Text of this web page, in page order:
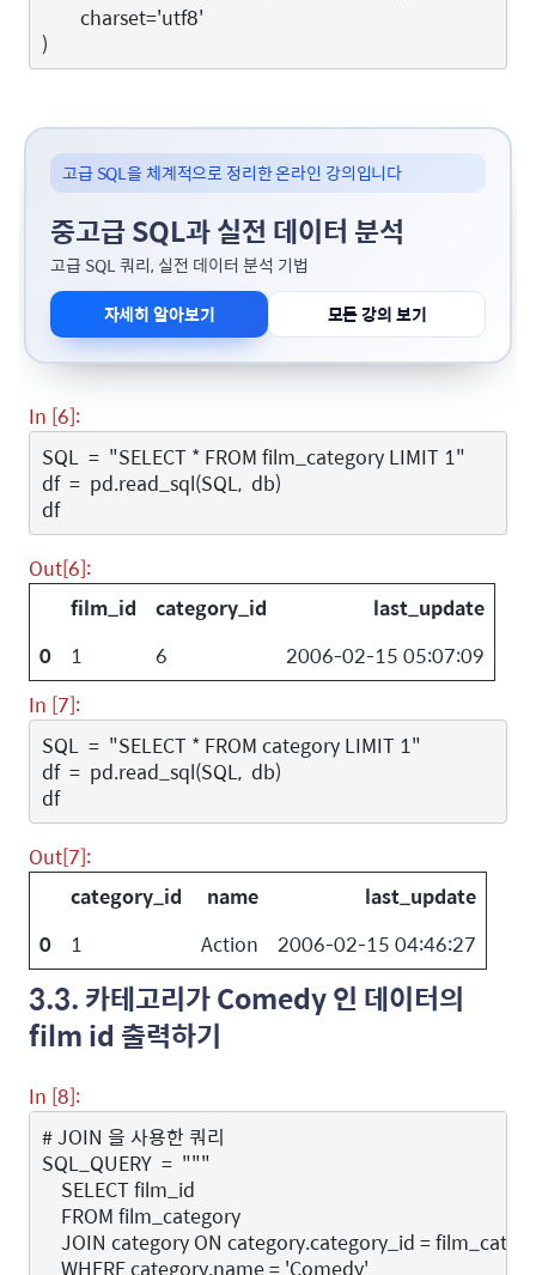
charset='utf8'
)
고급 SQL을 체계적으로 정리한 온라인 강의입니다
중고급 SQL과 실전 데이터 분석
고급 SQL 쿼리, 실전 데이터 분석 기법
자세히 알아보기
모든 강의 보기
In [6]:
SQL = "SELECT * FROM film_category LIMIT 1"
df = pd.read_sql(SQL, db)
df
Out[6]:
film_id
category_id
last_update
0
1 6
2006-02-15 05:07:09
In [7]:
SQL = "SELECT * FROM category LIMIT 1"
df = pd.read_sql(SQL, db)
df
Out[7]:
category_id
name
last_update
0
1 Action 2006-02-15 04:46:27
3.3. 카테고리가 Comedy 인 데이터의
film id 출력하기
In [8]:
# JOIN 을 사용한 쿼리
SQL_QUERY = """
    SELECT film_id
    FROM film_category
JOIN category ON category.category_id =
    WHERE category.name = 'Comedy'